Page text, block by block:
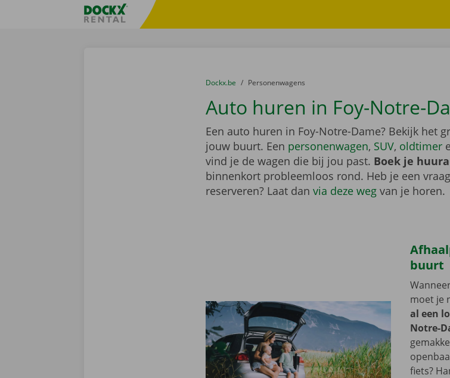
Taalselectie overslaanFratello DEMO
U bevindt zich hier:
van
Dockx.be naar
Personenwagens
Auto huren in Foy-Notre-
Een auto huren in Foy-Notre-Dame? Bekijk het
jouw buurt. Een personenwagen, SUV, oldtimer
vind je de wagen die bij jou past. Boek je
binnenkort probleemloos rond. Heb je een
reserveren? Laat dan via deze wegvan je horen.
buurt
moet je
al een
Notre-
fiets?